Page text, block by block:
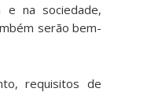
e na sociedade,
serão bem-
requisitos de